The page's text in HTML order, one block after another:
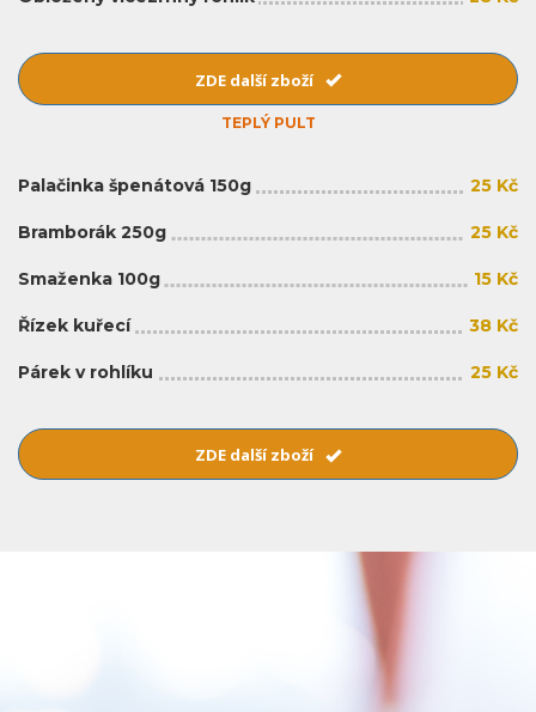
ZDE další zboží
TEPLÝ PULT
Palačinka špenátová 150g 25 Kč
Bramborák 250g 25 Kč
Smaženka 100g 15 Kč
Řízek kuřecí 38 Kč
Párek v rohlíku 25 Kč
ZDE další zboží